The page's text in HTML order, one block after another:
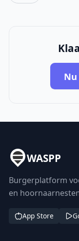
WASPP
Burgerplatform
en
App Store